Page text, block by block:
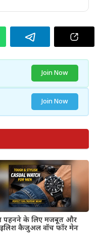
Join Now
Join Now
पहनने के लिए मजबूत और
कैजुअल वॉच फॉर मेन